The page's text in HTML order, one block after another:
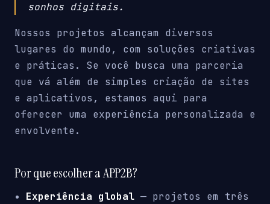
sonhos digitais.
Nossos projetos alcançam diversos
lugares do mundo, com soluções criativas
e práticas. Se você busca uma parceria
que vá além de simples criação de sites
e aplicativos, estamos aqui para
oferecer uma experiência personalizada e
envolvente.
Por que escolher a APP2B?
Experiência global — projetos em três